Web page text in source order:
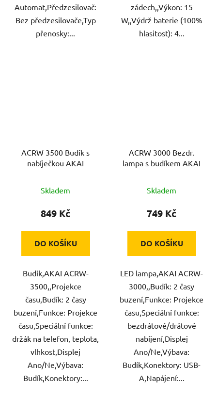
Automat,Předzesilovač:
Bez předzesilovače,Typ
přenosky:...
zádech,,Výkon: 15
W,,Výdrž baterie (100%
hlasitost): 4...
ACRW 3500 Budík s
nabíječkou AKAI
Skladem
849 Kč
DO KOŠÍKU
Budík,AKAI ACRW-
3500,,Projekce
času,Budík: 2 časy
buzení,Funkce: Projekce
času,Speciální funkce:
držák na telefon, teplota,
vlhkost,Displej
Ano/Ne,Výbava:
Budík,Konektory:...
ACRW 3000 Bezdr.
lampa s budíkem AKAI
Skladem
749 Kč
DO KOŠÍKU
LED lampa,AKAI ACRW-
3000,,Budík: 2 časy
buzení,Funkce: Projekce
času,Speciální funkce:
bezdrátové/drátové
nabíjení,Displej
Ano/Ne,Výbava:
Budík,Konektory: USB-
A,Napájení:...